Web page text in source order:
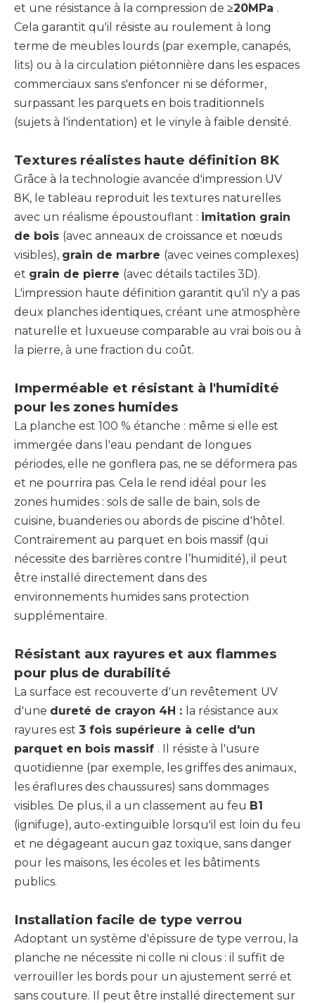
et une résistance à la compression de ≥20MPa .
Cela garantit qu'il résiste au roulement à long
terme de meubles lourds (par exemple, canapés,
lits) ou à la circulation piétonnière dans les espaces
commerciaux sans s'enfoncer ni se déformer,
surpassant les parquets en bois traditionnels
(sujets à l'indentation) et le vinyle à faible densité.
Textures réalistes haute définition 8K
Grâce à la technologie avancée d'impression UV
8K, le tableau reproduit les textures naturelles
avec un réalisme époustouflant : imitation grain
de bois (avec anneaux de croissance et nœuds
visibles), grain de marbre (avec veines complexes)
et grain de pierre (avec détails tactiles 3D).
L'impression haute définition garantit qu'il n'y a pas
deux planches identiques, créant une atmosphère
naturelle et luxueuse comparable au vrai bois ou à
la pierre, à une fraction du coût.
Imperméable et résistant à l'humidité
pour les zones humides
La planche est 100 % étanche : même si elle est
immergée dans l'eau pendant de longues
périodes, elle ne gonflera pas, ne se déformera pas
et ne pourrira pas. Cela le rend idéal pour les
zones humides : sols de salle de bain, sols de
cuisine, buanderies ou abords de piscine d'hôtel.
Contrairement au parquet en bois massif (qui
nécessite des barrières contre l’humidité), il peut
être installé directement dans des
environnements humides sans protection
supplémentaire.
Résistant aux rayures et aux flammes
pour plus de durabilité
La surface est recouverte d'un revêtement UV
d'une dureté de crayon 4H : la résistance aux
rayures est 3 fois supérieure à celle d'un
parquet en bois massif . Il résiste à l'usure
quotidienne (par exemple, les griffes des animaux,
les éraflures des chaussures) sans dommages
visibles. De plus, il a un classement au feu B1
(ignifuge), auto-extinguible lorsqu'il est loin du feu
et ne dégageant aucun gaz toxique, sans danger
pour les maisons, les écoles et les bâtiments
publics.
Installation facile de type verrou
Adoptant un système d'épissure de type verrou, la
planche ne nécessite ni colle ni clous : il suffit de
verrouiller les bords pour un ajustement serré et
sans couture. Il peut être installé directement sur